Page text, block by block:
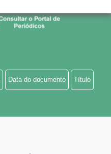
Data do documento Título